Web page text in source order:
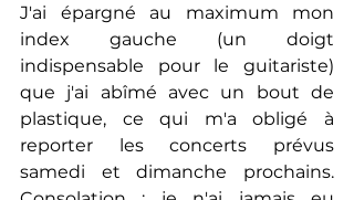
J'ai épargné au maximum mon
index gauche (un doigt
indispensable pour le guitariste)
que j'ai abîmé avec un bout de
plastique, ce qui m'a obligé à
reporter les concerts prévus
samedi et dimanche prochains.